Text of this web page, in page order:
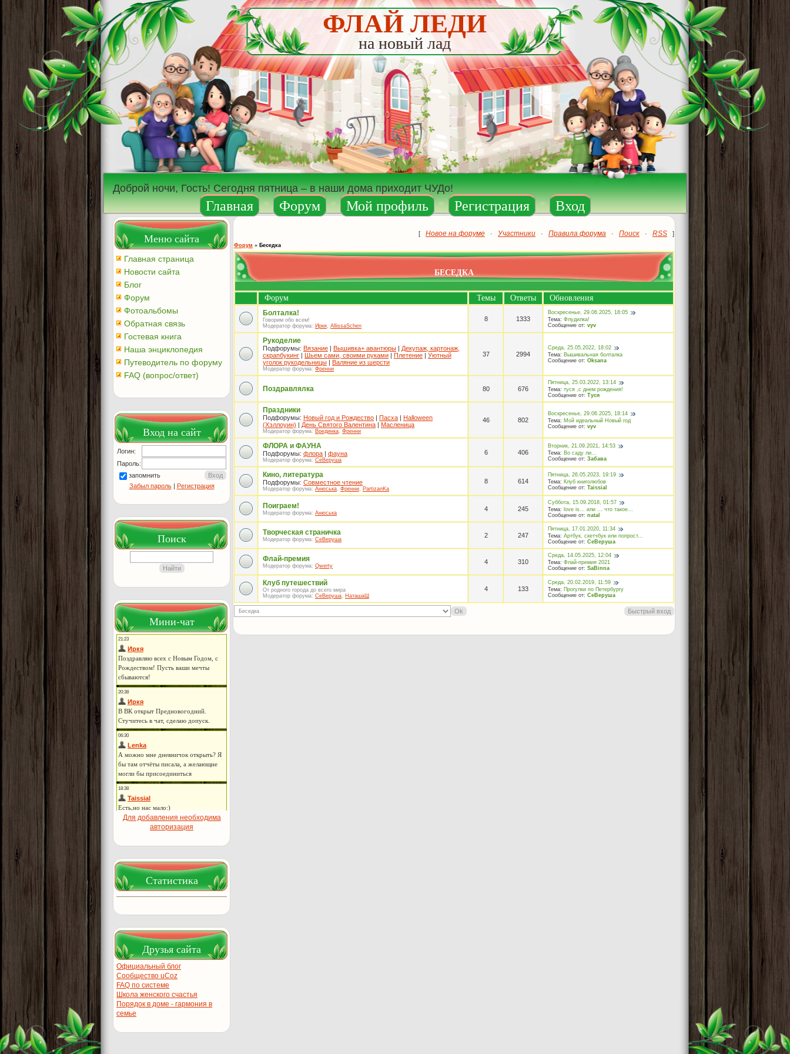
ФЛАЙ ЛЕДИ
на новый лад
Доброй ночи, Гость! Сегодня пятница – в наши дома приходит ЧУДо!
Главная * Форум * Мой профиль * Регистрация * Вход
Меню сайта
Главная страница
Новости сайта
Блог
Форум
Фотоальбомы
Обратная связь
Гостевая книга
Наша энциклопедия
Путеводитель по форуму
FAQ (вопрос/ответ)
Вход на сайт
Логин:
Пароль:
запомнить
Забыл пароль| Регистрация
Поиск
Мини-чат
Для добавления необходима
авторизация
Статистика
Друзья сайта
Официальный блог
Сообщество uCoz
FAQ по системе
Школа женского счастья
Порядок в доме - гармония в
семье
[ Новое на форуме · Участники · Правила форума · Поиск · RSS ]
Форум » Беседка
БЕСЕДКА
Форум Темы Ответы Обновления
Болталка!
Говорим обо всем!
Модератор форума: Иркя, AllissaSchen
8 1333
Воскресенье, 29.06.2025, 18:05
Тема: Флудилка!
Сообщение от: vyv
Рукоделие
Подфорумы: Вязание | Вышивка+ авантюры | Декупаж, картонаж,
скрапбукинг | Шьем сами, своими руками | Плетение | Уютный
уголок рукодельницы | Валяние из шерсти
Модератор форума: Френни
37 2994
Среда, 25.05.2022, 18:02
Тема: Вышивальная болталка
Сообщение от: Oksana
Поздравлялка 80 676
Пятница, 25.03.2022, 13:14
Тема: туся ,с днем рождения!
Сообщение от: Туся
Праздники
Подфорумы: Новый год и Рождество | Пасха | Halloween
(Хэллоуин) | День Святого Валентина | Масленица
Модератор форума: Врединка, Френни
46 802
Воскресенье, 29.06.2025, 18:14
Тема: Мой идеальный Новый год
Сообщение от: vyv
ФЛОРА и ФАУНА
Подфорумы: флора | фауна
Модератор форума: СеВеруша
6 406
Вторник, 21.09.2021, 14:53
Тема: Во саду ли...
Сообщение от: Забава
Кино, литература
Подфорумы: Совместное чтение
Модератор форума: Анюська, Френни, PartizanKa
8 614
Пятница, 26.05.2023, 19:19
Тема: Клуб книголюбов
Сообщение от: Taissial
Поиграем!
Модератор форума: Анюська
4 245
Суббота, 15.09.2018, 01:57
Тема: love is... или ... что такое...
Сообщение от: natal
Творческая страничка
Модератор форума: СеВеруша
2 247
Пятница, 17.01.2020, 11:34
Тема: Артбук, скетчбук или попрост...
Сообщение от: СеВеруша
Флай-премия
Модератор форума: Qwerty
4 310
Среда, 14.05.2025, 12:04
Тема: Флай-премия 2021
Сообщение от: SaBinna
Клуб путешествий
От родного города до всего мира
Модератор форума: СеВеруша, НаташаШ
4 133
Среда, 20.02.2019, 11:59
Тема: Прогулки по Петербургу
Сообщение от: СеВеруша